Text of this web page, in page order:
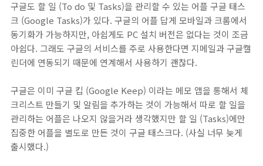
구글도 할 일 (To do 및 Tasks)을 관리할 수 있는 어플 구글 태스
크 (Google Tasks)가 있다. 구글의 어플 답게 모바일과 크롬에서
동기화가 가능하지만, 아쉽게도 PC 설치 버전은 없다는 것이 조금
아쉽다. 그래도 구글의 서비스를 주로 사용한다면 지메일과 구글캘
린더에 연동되기 때문에 연계해서 사용하기 괜찮다.
구글은 이미 구글 킵 (Google Keep) 이라는 메모 앱을 통해서 체
크리스트 만들기 및 알림을 추가하는 것이 가능해서 따로 할 일을
관리하는 어플은 나오지 않을거라 생각했지만 할 일 (Tasks)에만
집중한 어플을 별도로 만든 것이 구글 태스크다. (사실 너무 늦게
출시했다.)